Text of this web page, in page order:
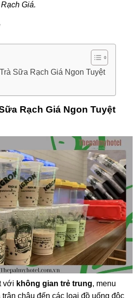
Giá.
Sữa Rạch Giá Ngon Tuyệt
Rạch Giá Ngon Tuyệt
với không gian trẻ trung, menu
châu đến các loại đồ uống độc